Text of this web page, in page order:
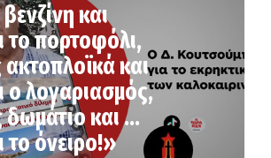
και
το πορτοφόλι,
ακτοπλοϊκά και
ο λογαριασμός,
δωμάτιο και …
το όνειρο!»